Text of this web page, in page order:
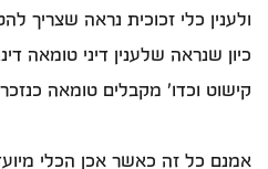
ולענין כלי זכוכית נראה שצריך
כיון שנראה שלענין דיני טומאה
קישוט וכדו' מקבלים טומאה
אמנם כל זה כאשר אכן הכלי